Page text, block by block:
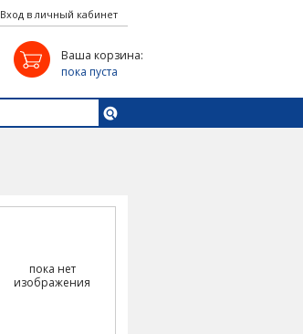
Вход в личный кабинет
Ваша корзина:
пока пуста
пока нет
изображения